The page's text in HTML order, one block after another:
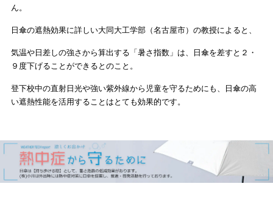
ん。
日傘の遮熱効果に詳しい大同大工学部（名古屋市）の教授によると、
気温や日差しの強さから算出する「暑さ指数」は、日傘を差すと２・
９度下げることができるとのこと。
登下校中の直射日光や強い紫外線から児童を守るためにも、日傘の高
い遮熱性能を活用することはとても効果的です。